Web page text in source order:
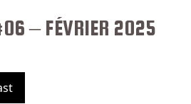
– FÉVRIER 2025